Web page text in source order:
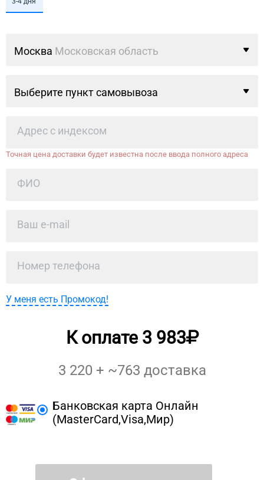
Москва Московская область
Выберите пункт самовывоза
Точная цена доставки будет известна после ввода полного адреса
У меня есть Промокод!
К оплате 3 983
3 220 + ~763 доставка
Банковская карта Онлайн
(MasterCard,Visa,Мир)